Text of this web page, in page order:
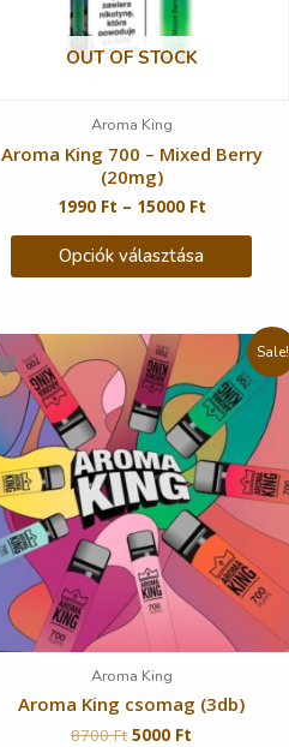
OUT OF STOCK
Aroma King
Aroma King 700 – Mixed Berry
(20mg)
1990 Ft – 15000 Ft
Opciók választása
Sale!
Aroma King
Aroma King csomag (3db)
8700Ft 5000 Ft